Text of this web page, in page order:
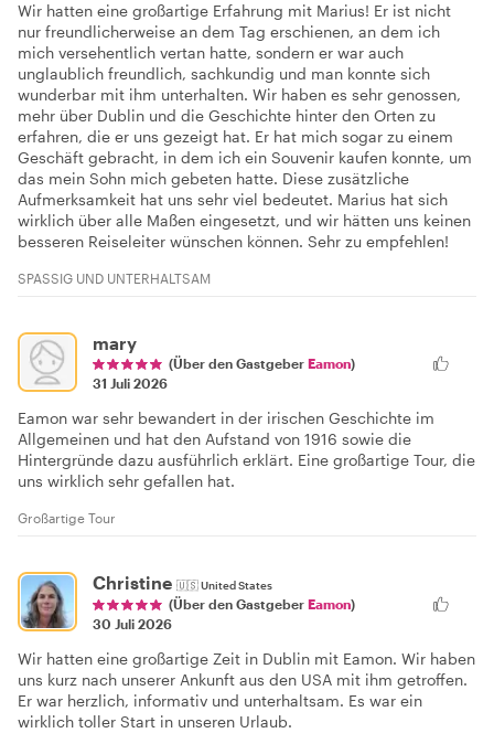
Wir hatten eine großartige Erfahrung mit Marius! Er ist nicht
nur freundlicherweise an dem Tag erschienen, an dem ich
mich versehentlich vertan hatte, sondern er war auch
unglaublich freundlich, sachkundig und man konnte sich
wunderbar mit ihm unterhalten. Wir haben es sehr genossen,
mehr über Dublin und die Geschichte hinter den Orten zu
erfahren, die er uns gezeigt hat. Er hat mich sogar zu einem
Geschäft gebracht, in dem ich ein Souvenir kaufen konnte, um
das mein Sohn mich gebeten hatte. Diese zusätzliche
Aufmerksamkeit hat uns sehr viel bedeutet. Marius hat sich
wirklich über alle Maßen eingesetzt, und wir hätten uns keinen
besseren Reiseleiter wünschen können. Sehr zu empfehlen!
SPASSIG UND UNTERHALTSAM
mary
(Über den Gastgeber Eamon)
31 Juli 2026
Eamon war sehr bewandert in der irischen Geschichte im
Allgemeinen und hat den Aufstand von 1916 sowie die
Hintergründe dazu ausführlich erklärt. Eine großartige Tour, die
uns wirklich sehr gefallen hat.
Großartige Tour
Christine 🇺🇸United States
(Über den Gastgeber Eamon)
30 Juli 2026
Wir hatten eine großartige Zeit in Dublin mit Eamon. Wir haben
uns kurz nach unserer Ankunft aus den USA mit ihm getroffen.
Er war herzlich, informativ und unterhaltsam. Es war ein
wirklich toller Start in unseren Urlaub.